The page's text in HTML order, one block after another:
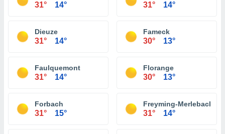
31° 14° 31° 14°
Dieuze
31° 14°
Fameck
30° 13°
Faulquemont
31° 14°
Florange
30° 13°
Forbach
31° 15°
Freyming-Merlebach
31° 14°